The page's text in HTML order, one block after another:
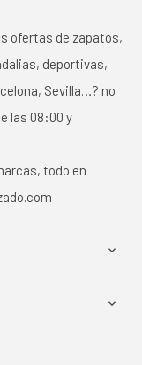
ofertas de zapatos,
deportivas,
Sevilla…? no
las 08:00 y
todo en

